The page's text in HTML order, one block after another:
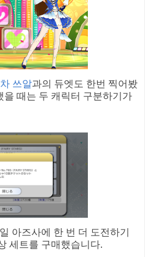
쓰알과의 듀엣도 한번 찍어봤
때는 두 캐릭터 구분하기가
아즈사에 한 번 더 도전하기
세트를 구매했습니다.